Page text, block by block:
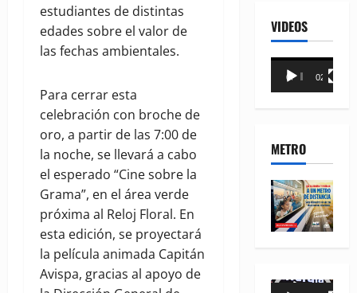
estudiantes de distintas
edades sobre el valor de
las fechas ambientales.
Para cerrar esta
celebración con broche de
oro, a partir de las 7:00 de
la noche, se llevará a cabo
el esperado “Cine sobre la
Grama”, en el área verde
próxima al Reloj Floral. En
esta edición, se proyectará
la película animada Capitán
Avispa, gracias al apoyo de
VIDEOS
Reproductor
00:00 02:18
METRO
Reproductor